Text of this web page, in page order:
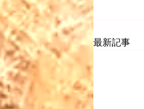
最新記事